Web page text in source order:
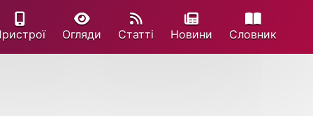
Огляди Статті Новини Cловник